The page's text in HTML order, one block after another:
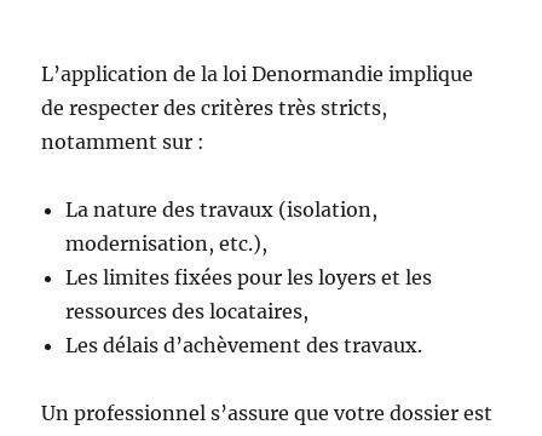
L’application de la loi Denormandie implique
de respecter des critères très stricts,
notamment sur :
La nature des travaux (isolation,
modernisation, etc.),
Les limites fixées pour les loyers et les
ressources des locataires,
Les délais d’achèvement des travaux.
Un professionnel s’assure que votre dossier est